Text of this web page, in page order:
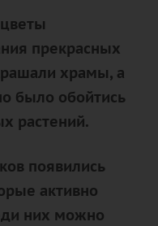
прекрасных
храмы, а
было обойтись
растений.
появились
активно
них можно